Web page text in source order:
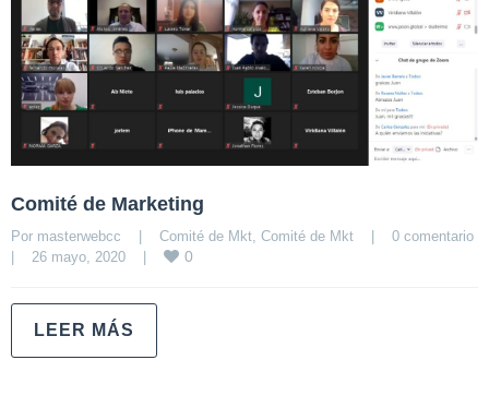
Comité de Marketing
Por masterwebcc | Comité de Mkt Comité de Mkt |
0 comentario
|
26 mayo, 2020 | 0
LEER MÁS